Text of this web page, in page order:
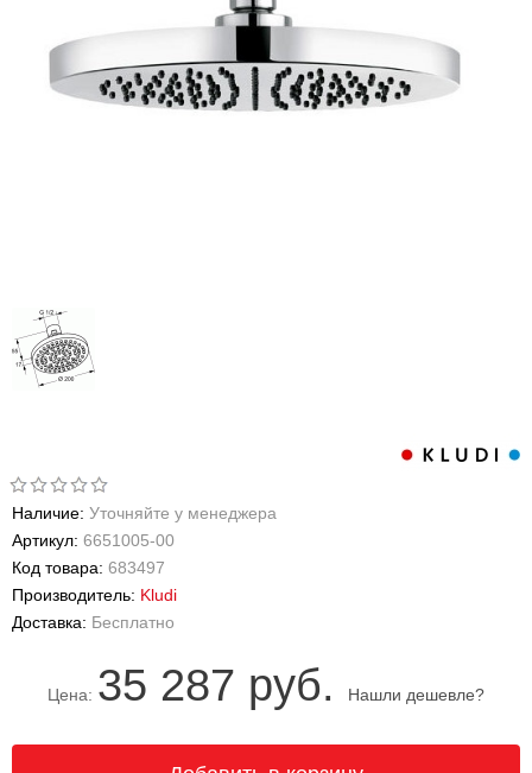
Наличие: Уточняйте у менеджера
Артикул: 6651005-00
Код товара: 683497
Производитель: Kludi
Доставка: Бесплатно
Цена: 35 287 руб. Нашли дешевле?